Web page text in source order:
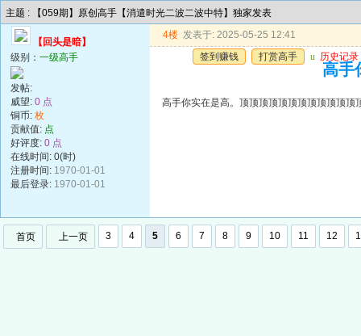
主题 : 【059期】原创高手【消遣时光二波二波中特】独家发表
【回头是暗】
级别： 一级高手
发帖:
威望: 0 点
铜币: 枚
贡献值: 点
好评度: 0 点
在线时间: 0(时)
注册时间: 1970-01-01
最后登录: 1970-01-01
4楼 发表于: 2025-05-25 12:41
签到赚钱
打赏高手 u 历史记录
高手
高手你实在是高。顶顶顶顶顶顶顶顶顶顶顶顶
首页 上一页 3 4 5 6 7 8 9 10 11 12